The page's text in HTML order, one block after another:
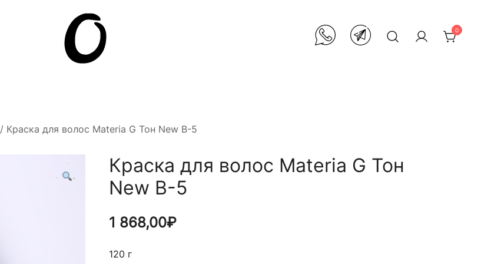
0
/ Краска для волос Materia G Тон New B-5
Краска для волос Materia G Тон
New B-5
1 868,00₽
120 г